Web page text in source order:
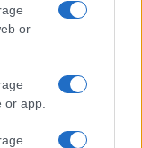
or
app.
leggendo il
il bollettino,